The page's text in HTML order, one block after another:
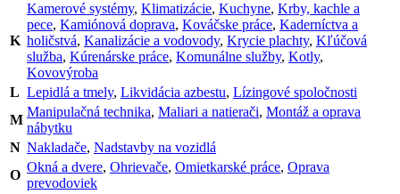
K
Kamerové systémy, Klimatizácie, Kuchyne, Krby, kachle a
pece, Kamiónová doprava, Kováčske práce, Kaderníctva a
holičstvá, Kanalizácie a vodovody, Krycie plachty, Kľúčová
služba, Kúrenárske práce, Komunálne služby, Kotly,
Kovovýroba
L Lepidlá a tmely, Likvidácia azbestu, Lízingové spoločnosti
M
Manipulačná technika, Maliari a natierači, Montáž a oprava
nábytku
N Nakladače, Nadstavby na vozidlá
O
Okná a dvere, Ohrievače, Omietkarské práce, Oprava
prevodoviek